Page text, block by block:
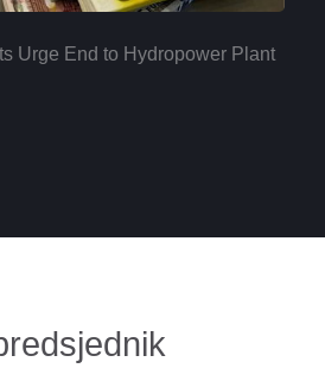
Urge End to Hydropower Plant